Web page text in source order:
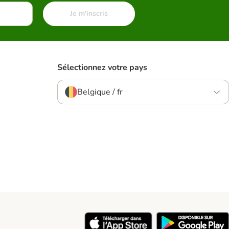
Je m'inscris
Sélectionnez votre pays
Belgique / fr